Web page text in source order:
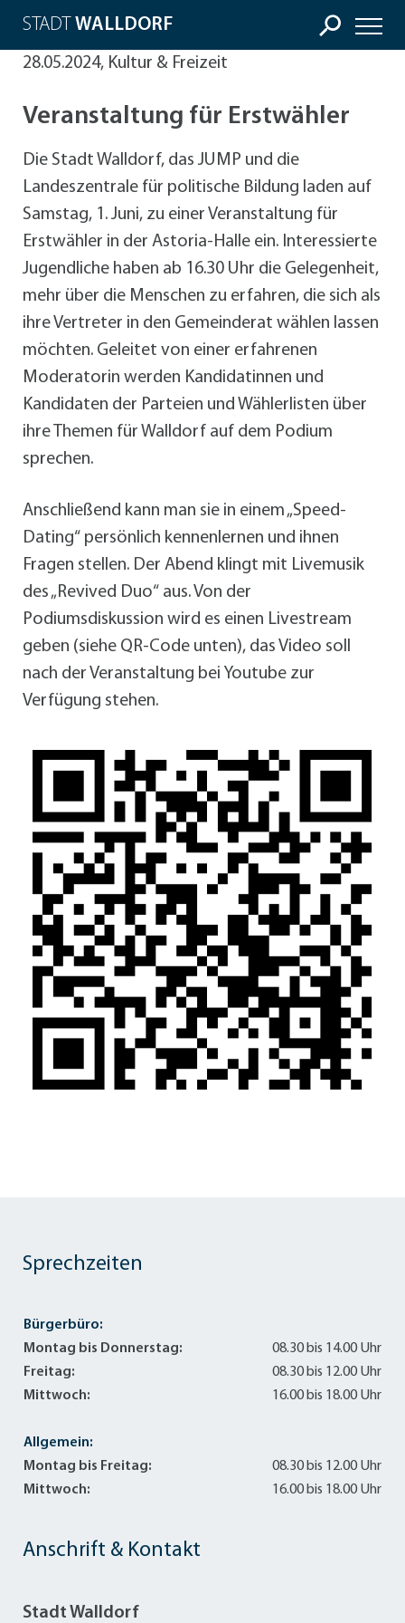
STADT WALLDORF
28.05.2024, Kultur & Freizeit
Veranstaltung für Erstwähler
Die Stadt Walldorf, das JUMP und die
Landeszentrale für politische Bildung laden auf
Samstag, 1. Juni, zu einer Veranstaltung für
Erstwähler in der Astoria-Halle ein. Interessierte
Jugendliche haben ab 16.30 Uhr die Gelegenheit,
mehr über die Menschen zu erfahren, die sich als
ihre Vertreter in den Gemeinderat wählen lassen
möchten. Geleitet von einer erfahrenen
Moderatorin werden Kandidatinnen und
Kandidaten der Parteien und Wählerlisten über
ihre Themen für Walldorf auf dem Podium
sprechen.
Anschließend kann man sie in einem „Speed-
Dating“ persönlich kennenlernen und ihnen
Fragen stellen. Der Abend klingt mit Livemusik
des „Revived Duo“ aus. Von der
Podiumsdiskussion wird es einen Livestream
geben (siehe QR-Code unten), das Video soll
nach der Veranstaltung bei Youtube zur
Verfügung stehen.
Anschrift & Kontakt
Stadt Walldorf
Sprechzeiten
Bürgerbüro:
Montag bis Donnerstag:
08.30 bis 14.00 Uhr
Freitag:
08.30 bis 12.00 Uhr
Mittwoch:
16.00 bis 18.00 Uhr
Allgemein:
Montag bis Freitag:
08.30 bis 12.00 Uhr
Mittwoch:
16.00 bis 18.00 Uhr